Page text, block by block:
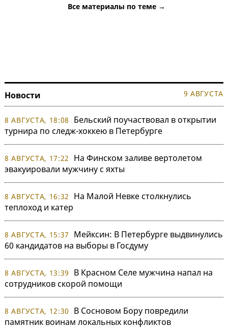
Все материалы по теме →
Новости 9 АВГУСТА
8 АВГУСТА, 18:08
Бельский поучаствовал в открытии
турнира по следж-хоккею в Петербурге
8 АВГУСТА, 17:22
На Финском заливе вертолетом
эвакуировали мужчину с яхты
8 АВГУСТА, 16:32
На Малой Невке столкнулись
теплоход и катер
8 АВГУСТА, 15:37
Мейксин: В Петербурге выдвинулись
60 кандидатов на выборы в Госдуму
8 АВГУСТА, 13:39
В Красном Селе мужчина напал на
сотрудников скорой помощи
8 АВГУСТА, 12:30
В Сосновом Бору повредили
памятник воинам локальных конфликтов